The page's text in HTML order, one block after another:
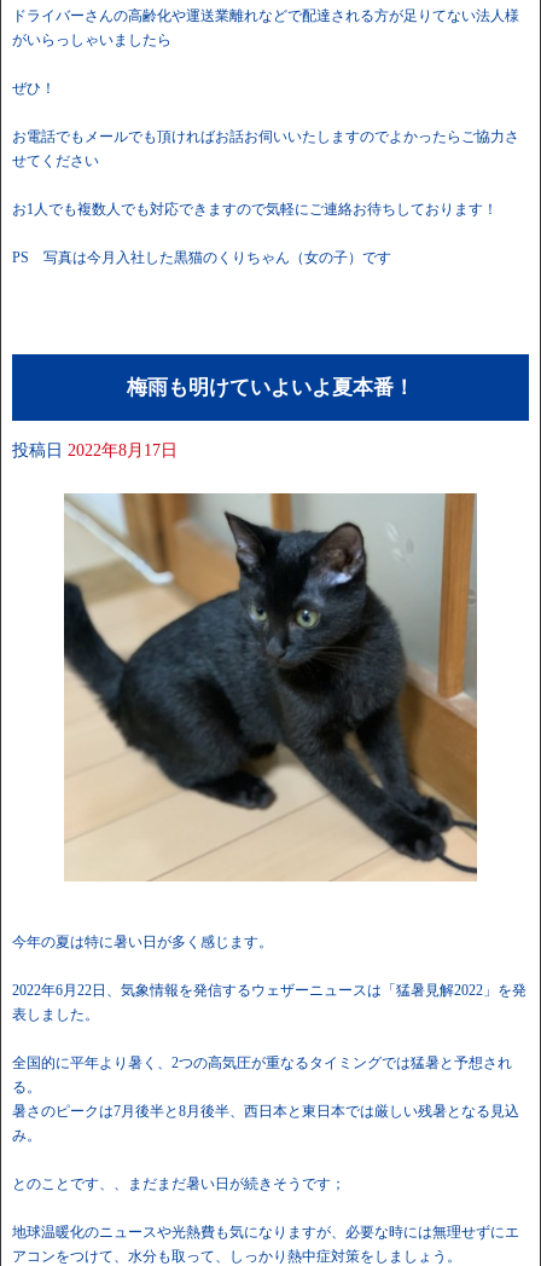
ドライバーさんの高齢化や運送業離れなどで配達される方が足りてない法人様
がいらっしゃいましたら
ぜひ！
お電話でもメールでも頂ければお話お伺いいたしますのでよかったらご協力さ
せてください
お1人でも複数人でも対応できますので気軽にご連絡お待ちしております！
PS 写真は今月入社した黒猫のくりちゃん（女の子）です
梅雨も明けていよいよ夏本番！
投稿日 2022年8月17日
今年の夏は特に暑い日が多く感じます。
2022年6月22日、気象情報を発信するウェザーニュースは「猛暑見解2022」を発
表しました。
全国的に平年より暑く、2つの高気圧が重なるタイミングでは猛暑と予想され
る。
暑さのピークは7月後半と8月後半、西日本と東日本では厳しい残暑となる見込
み。
とのことです、、まだまだ暑い日が続きそうです；
地球温暖化のニュースや光熱費も気になりますが、必要な時には無理せずにエ
アコンをつけて、水分も取って、しっかり熱中症対策をしましょう。